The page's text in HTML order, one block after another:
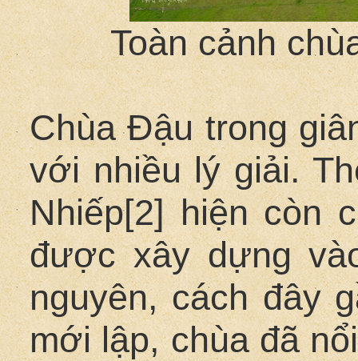
Toàn cảnh
Chùa Đậu trong
với nhiều lý giải.
Nhiếp[2] hiện còn
được xây dựng
nguyên, cách đây
mới lập, chùa đã